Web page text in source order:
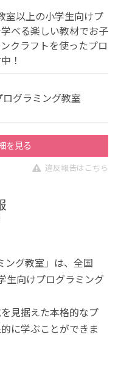
以上の小学生向けプ
べる楽しい教材でお子
クラフトを使ったプロ
！
グラミング教室
を見る
違反報告はこちら
ング教室」は、全国
生向けプログラミング
見据えた本格的なプ
に学ぶことができま